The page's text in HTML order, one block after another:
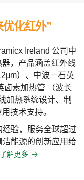
化红外”
Ireland 公司中
，产品涵盖红外线
）、中波－石英
卤素加热管 （波长
加热系统设计、制
技术支持。
验，服务全球超过
能源的创新应用给
了解更多